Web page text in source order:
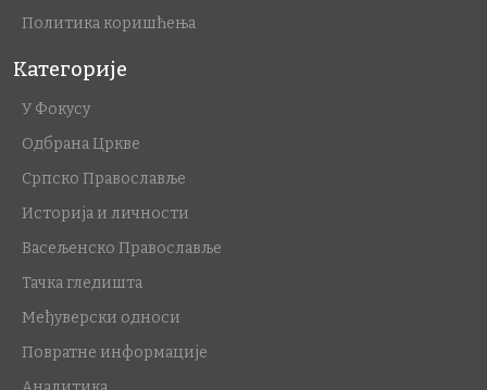
Политика коришћења
Категорије
У Фокусу
Одбрана Цркве
Српско Православље
Историја и личности
Васељенско Православље
Тачка гледишта
Међуверски односи
Повратне информације